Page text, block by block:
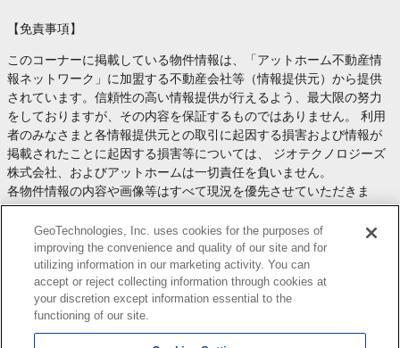
【免責事項】
このコーナーに掲載している物件情報は、「アットホーム不動産情
報ネットワーク」に加盟する不動産会社等（情報提供元）から提供
されています。信頼性の高い情報提供が行えるよう、最大限の努力
をしておりますが、その内容を保証するものではありません。 利用
者のみなさまと各情報提供元との取引に起因する損害および情報が
掲載されたことに起因する損害等については、 ジオテクノロジーズ
株式会社、およびアットホームは一切責任を負いません。
各物件情報の内容や画像等はすべて現況を優先させていただきま
す。
お取引等（お取引の準備、資金調達等を含みます）の際には、内容
や契約条件等について、 各情報提供元より十分な説明を受け、ご自
身でご確認の上、判断してください。
このコーナーへの物件情報のご掲載、その他不動産業務ソリューシ
ョン等についての不動産会社様のお問合せはこちら
します。
GeoTechnologies, Inc. uses cookies for the purposes of
improving the convenience and quality of our site and for
utilizing information in our marketing activity. You can
accept or reject collecting information through cookies at
your discretion except information essential to the
functioning of our site.